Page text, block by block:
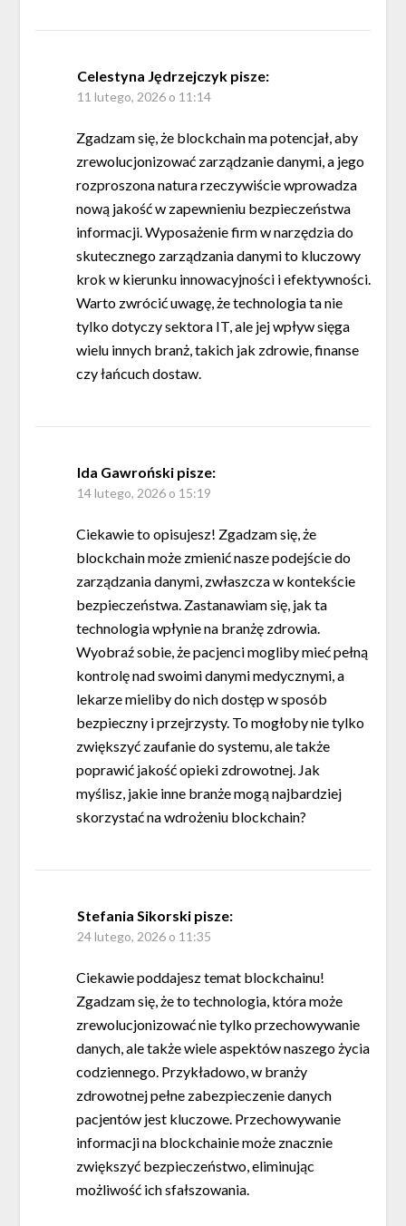
Celestyna Jędrzejczyk pisze:
11 lutego, 2026 o 11:14
Zgadzam się, że blockchain ma potencjał, aby
zrewolucjonizować zarządzanie danymi, a jego
rozproszona natura rzeczywiście wprowadza
nową jakość w zapewnieniu bezpieczeństwa
informacji. Wyposażenie firm w narzędzia do
skutecznego zarządzania danymi to kluczowy
krok w kierunku innowacyjności i efektywności.
Warto zwrócić uwagę, że technologia ta nie
tylko dotyczy sektora IT, ale jej wpływ sięga
wielu innych branż, takich jak zdrowie, finanse
czy łańcuch dostaw.
Ida Gawroński pisze:
14 lutego, 2026 o 15:19
Ciekawie to opisujesz! Zgadzam się, że
blockchain może zmienić nasze podejście do
zarządzania danymi, zwłaszcza w kontekście
bezpieczeństwa. Zastanawiam się, jak ta
technologia wpłynie na branżę zdrowia.
Wyobraź sobie, że pacjenci mogliby mieć pełną
kontrolę nad swoimi danymi medycznymi, a
lekarze mieliby do nich dostęp w sposób
bezpieczny i przejrzysty. To mogłoby nie tylko
zwiększyć zaufanie do systemu, ale także
poprawić jakość opieki zdrowotnej. Jak
myślisz, jakie inne branże mogą najbardziej
skorzystać na wdrożeniu blockchain?
Stefania Sikorski pisze:
24 lutego, 2026 o 11:35
Ciekawie poddajesz temat blockchainu!
Zgadzam się, że to technologia, która może
zrewolucjonizować nie tylko przechowywanie
danych, ale także wiele aspektów naszego życia
codziennego. Przykładowo, w branży
zdrowotnej pełne zabezpieczenie danych
pacjentów jest kluczowe. Przechowywanie
informacji na blockchainie może znacznie
zwiększyć bezpieczeństwo, eliminując
możliwość ich sfałszowania.